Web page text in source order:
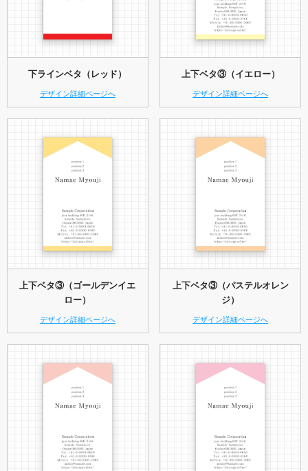
下ラインベタ（レッド）
デザイン詳細ページへ
上下ベタ③（イエロー）
デザイン詳細ページへ
上下ベタ③（ゴールデンイエ
ロー）
デザイン詳細ページへ
上下ベタ③（パステルオレン
ジ）
デザイン詳細ページへ